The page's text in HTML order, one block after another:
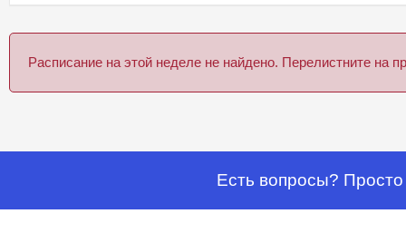
Расписание на этой неделе не найдено. Перелистните
Есть вопросы?